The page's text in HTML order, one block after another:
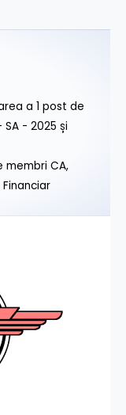
a 1 post de
SA - 2025 și
membri CA,